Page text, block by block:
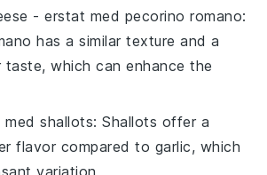
- erstat med pecorino romano:
has a similar texture and a
taste, which can enhance the
medshallots: Shallots offer a
flavor compared to garlic, which
variation.